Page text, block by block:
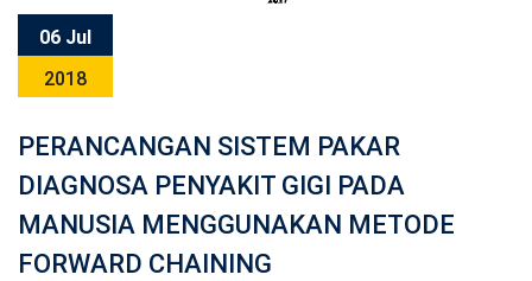
06 Jul
2018
PERANCANGAN SISTEM PAKAR
DIAGNOSA PENYAKIT GIGI PADA
MANUSIA MENGGUNAKAN METODE
FORWARD CHAINING